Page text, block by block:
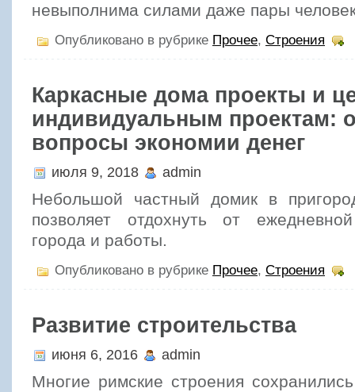
невыполнима силами даже пары
Опубликовано в рубрике Прочее, Строения
Каркасные дома проекты и
индивидуальным проектам:
вопросы экономии денег
июля 9, 2018 admin
Небольшой частный домик в
позволяет отдохнуть от
города и работы.
Опубликовано в рубрике Прочее, Строения
Развитие строительства
июня 6, 2016 admin
Многие римские строения